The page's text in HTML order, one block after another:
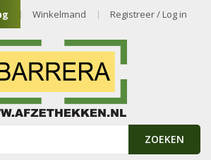
Winkelmand Registreer / Log in
ZOEKEN